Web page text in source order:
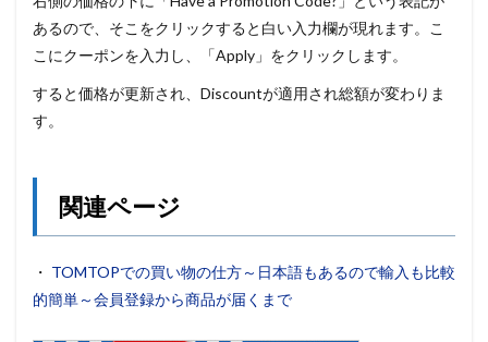
あるので、そこをクリックすると白い入力欄が現れます。こ
こにクーポンを入力し、「Apply」をクリックします。
すると価格が更新され、Discountが適用され総額が変わりま
す。
関連ページ
・ TOMTOPでの買い物の仕方～日本語もあるので輸入も比較
的簡単～会員登録から商品が届くまで